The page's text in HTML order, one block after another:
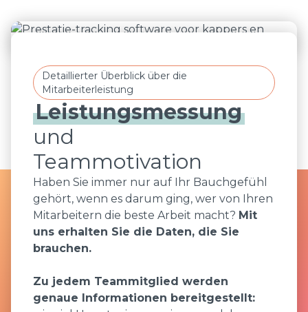
Detaillierter Überblick über die
Mitarbeiterleistung
Leistungsmessung
und
Haben Sie immer nur auf Ihr Bauchgefühl
gehört, wenn es darum ging, wer von Ihren
Mitarbeitern die beste Arbeit macht? Mit
uns erhalten Sie die Daten, die Sie
brauchen.
Zu jedem Teammitglied werden
genaue Informationen bereitgestellt: